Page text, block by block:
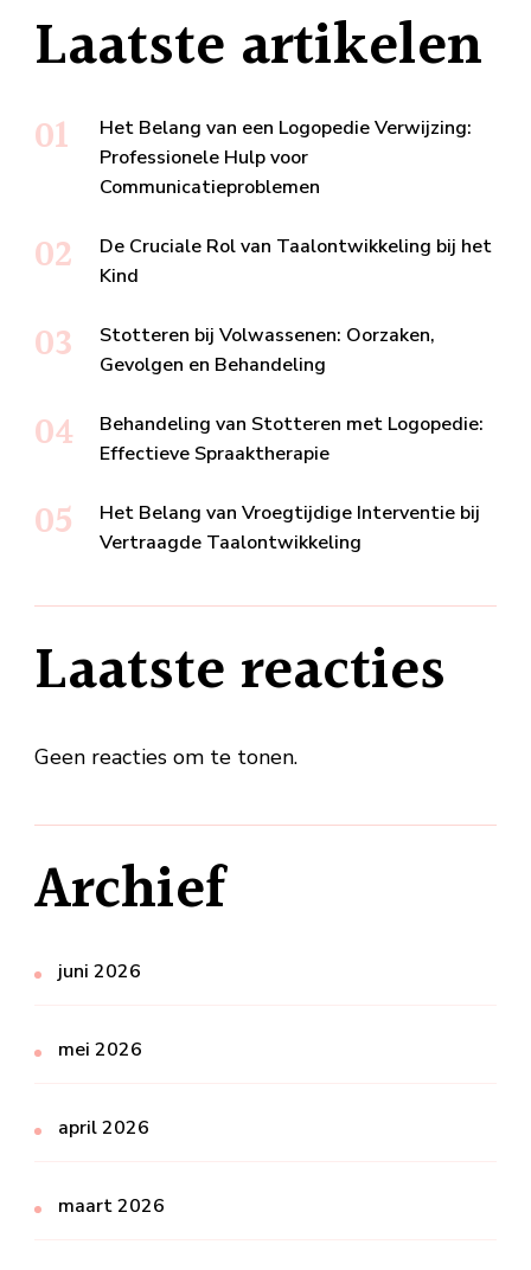
Laatste artikelen
Het Belang van een Logopedie Verwijzing:
Professionele Hulp voor
Communicatieproblemen
De Cruciale Rol van Taalontwikkeling bij het
Kind
Stotteren bij Volwassenen: Oorzaken,
Gevolgen en Behandeling
Behandeling van Stotteren met Logopedie:
Effectieve Spraaktherapie
Het Belang van Vroegtijdige Interventie bij
Vertraagde Taalontwikkeling
Laatste reacties
Geen reacties om te tonen.
Archief
juni 2026
mei 2026
april 2026
maart 2026